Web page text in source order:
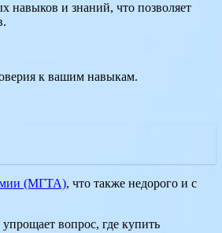
навыков и знаний, что позволяет
к вашим навыкам.
(МГТА), что также недорого и с
вопрос, где купить